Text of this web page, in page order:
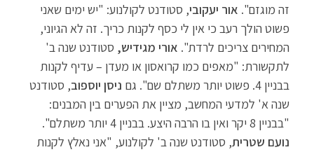
זה מוגזם". אור יעקובי, סטודנט לקולנוע: "יש ימים שאני
פשוט הולך רעב כי אין לי כסף לקנות כריך. זה לא הגיוני,
המחירים צריכים לרדת". אורי מגידיש, סטודנט שנה ב'
לתקשורת: "מאפים כמו קרואסון או מעדן – עדיף לקנות
בבניין 4. פשוט יותר משתלם שם". גם
ניסן יוספוב, סטודנט
שנה א' למדעי המחשב, מציין את הפערים בין המבנים:
"בבניין 8 יקר ואין בו הרבה היצע. בבניין 4 יותר משתלם".
נועם שטרית, סטודנט שנה ב' לקולנוע, "אני נאלץ לקנות